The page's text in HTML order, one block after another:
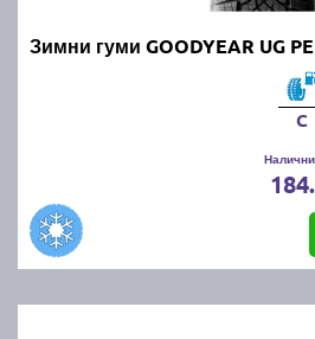
Зимни гуми GOODYEAR UG
C